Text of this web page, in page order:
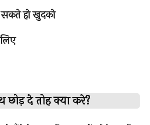
हो खुदको
दे तोह क्या करे?